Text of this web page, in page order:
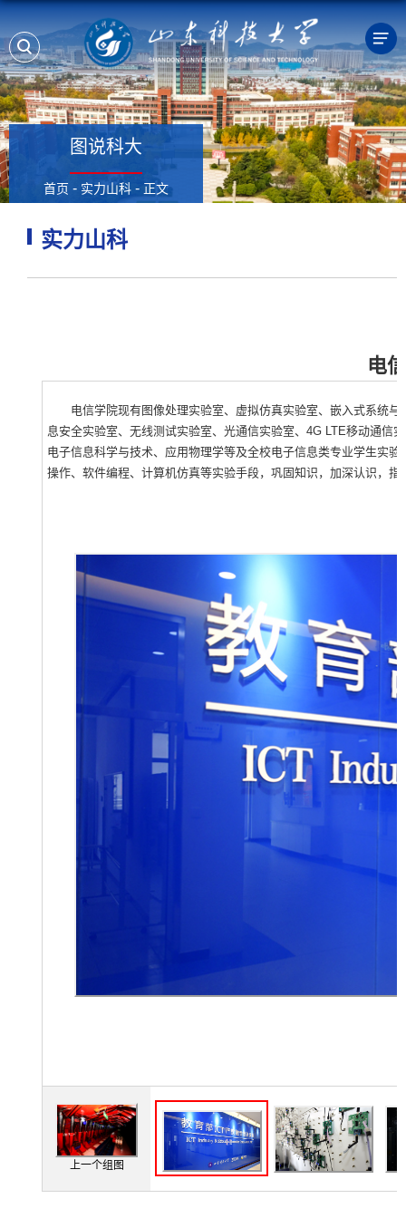
图说科大
首页 - 实力山科 - 正文
实力山科
电
电信学院现有图像处理实验室、虚拟仿真实验室、嵌入式系统
息安全实验室、无线测试实验室、光通信实验室、4G LTE移动通信
电子信息科学与技术、应用物理学等及全校电子信息类专业学生实
操作、软件编程、计算机仿真等实验手段，巩固知识，加深认识，指
上一个组图